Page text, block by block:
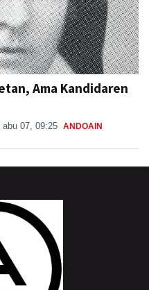
Ama Kandidaren
abu 07, 09:25 ANDOAIN